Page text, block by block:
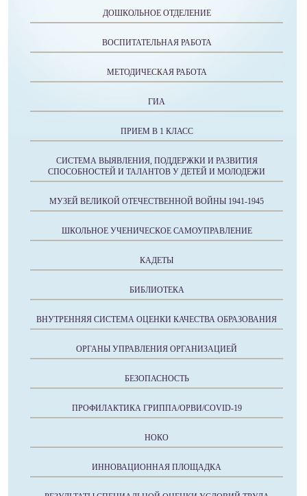
ДОШКОЛЬНОЕ ОТДЕЛЕНИЕ
ВОСПИТАТЕЛЬНАЯ РАБОТА
МЕТОДИЧЕСКАЯ РАБОТА
ГИА
ПРИЕМ В 1 КЛАСС
СИСТЕМА ВЫЯВЛЕНИЯ, ПОДДЕРЖКИ И РАЗВИТИЯ
СПОСОБНОСТЕЙ И ТАЛАНТОВ У ДЕТЕЙ И МОЛОДЕЖИ
МУЗЕЙ ВЕЛИКОЙ ОТЕЧЕСТВЕННОЙ ВОЙНЫ 1941-1945
ШКОЛЬНОЕ УЧЕНИЧЕСКОЕ САМОУПРАВЛЕНИЕ
КАДЕТЫ
БИБЛИОТЕКА
ВНУТРЕННЯЯ СИСТЕМА ОЦЕНКИ КАЧЕСТВА ОБРАЗОВАНИЯ
ОРГАНЫ УПРАВЛЕНИЯ ОРГАНИЗАЦИЕЙ
БЕЗОПАСНОСТЬ
ПРОФИЛАКТИКА ГРИППА/ОРВИ/COVID-19
НОКО
ИННОВАЦИОННАЯ ПЛОЩАДКА